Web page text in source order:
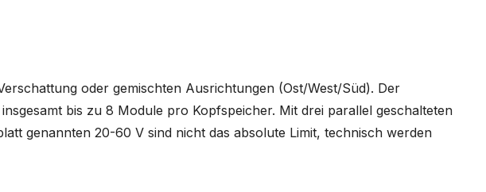
oder gemischten Ausrichtungen (Ost/West/Süd). Der
bis zu 8 Module pro Kopfspeicher. Mit drei parallel geschalteten
genannten 20-60 V sind nicht das absolute Limit, technisch werden